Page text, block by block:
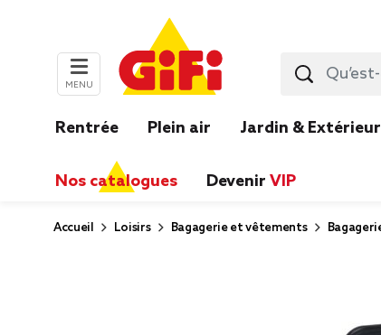
MENU
Rentrée Plein air Jardin & Extérieur
Nos catalogues Devenir VIP
Accueil Loisirs Bagagerie et vêtements